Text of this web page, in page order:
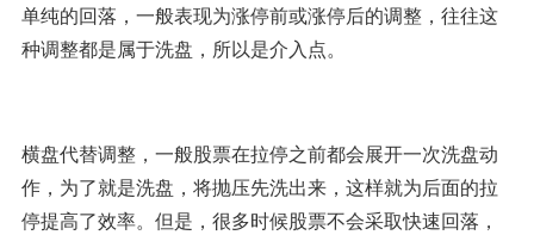
单纯的回落，一般表现为涨停前或涨停后的调整，往往这
种调整都是属于洗盘，所以是介入点。
横盘代替调整，一般股票在拉停之前都会展开一次洗盘动
作，为了就是洗盘，将抛压先洗出来，这样就为后面的拉
停提高了效率。但是，很多时候股票不会采取快速回落，